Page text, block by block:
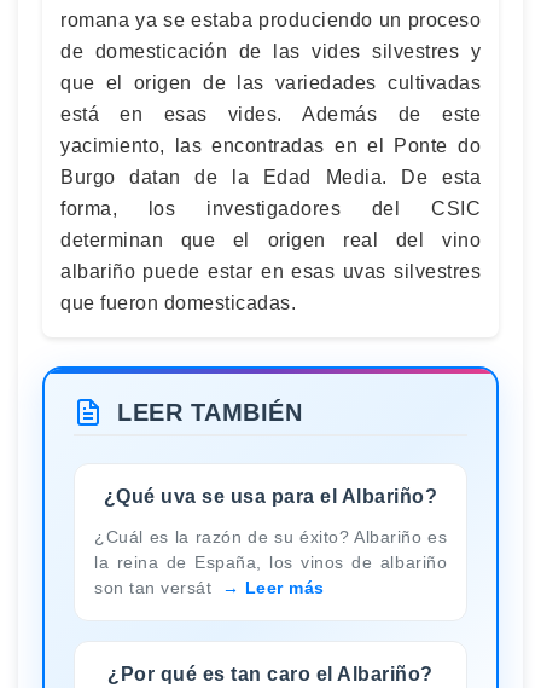
romana ya se estaba produciendo un proceso
de domesticación de las vides silvestres y
que el origen de las variedades cultivadas
está en esas vides. Además de este
yacimiento, las encontradas en el Ponte do
Burgo datan de la Edad Media. De esta
forma, los investigadores del CSIC
determinan que el origen real del vino
albariño puede estar en esas uvas silvestres
que fueron domesticadas.
LEER TAMBIÉN
¿Qué uva se usa para el Albariño?
¿Cuál es la razón de su éxito? Albariño es
la reina de España, los vinos de albariño
son tan versát
Leer más
¿Por qué es tan caro el Albariño?